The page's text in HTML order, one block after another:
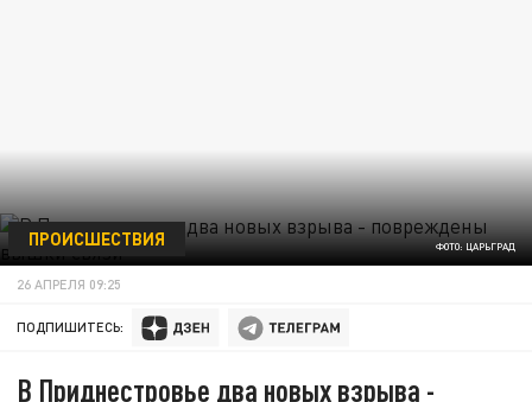
ФОТО: ЦАРЬГРАД
ПРОИСШЕСТВИЯ
26 АПРЕЛЯ 09:25
ПОДПИШИТЕСЬ:
В Приднестровье два новых взрыва -